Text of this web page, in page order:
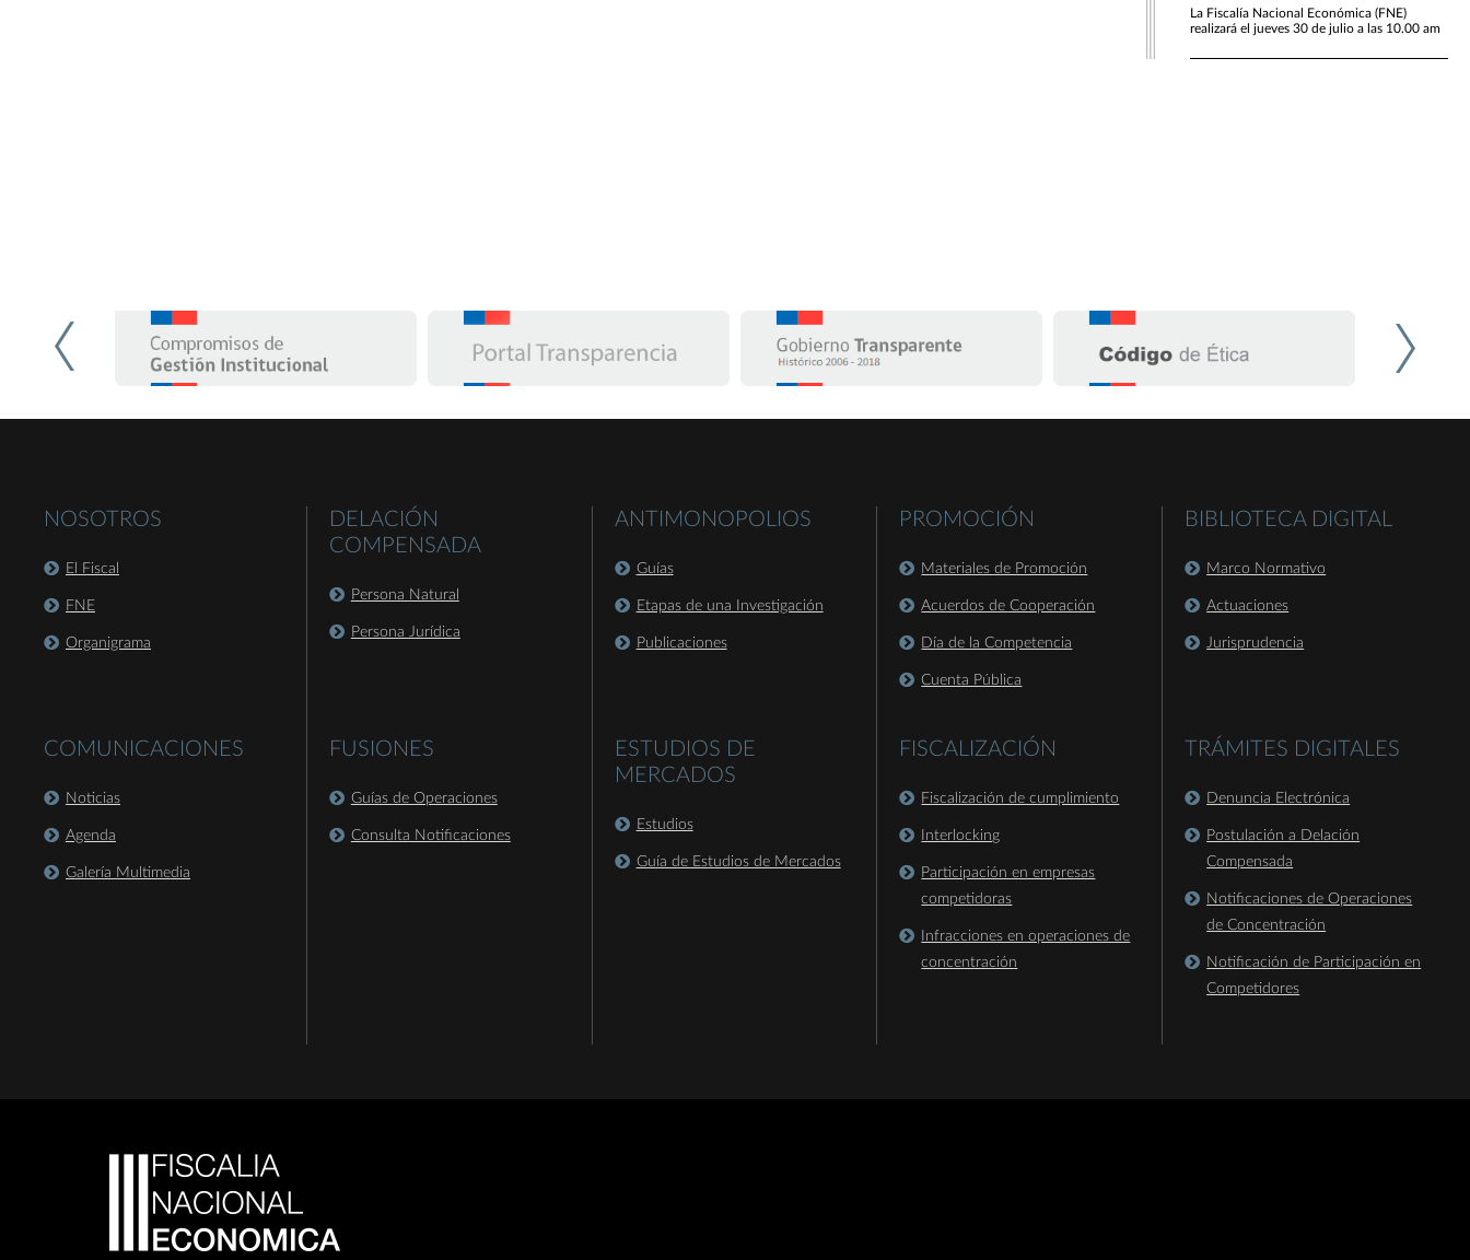
La Fiscalía Nacional Económica (FNE)
realizará el jueves 30 de julio a las 10.00 am
NOSOTROS
El Fiscal
FNE
Organigrama
COMUNICACIONES
Noticias
Agenda
Galería Multimedia
DELACIÓN
COMPENSADA
Persona Natural
Persona Jurídica
FUSIONES
Guías de Operaciones
Consulta Notificaciones
ANTIMONOPOLIOS
Guías
Etapas de una Investigación
Publicaciones
ESTUDIOS DE
MERCADOS
Estudios
Guía de Estudios de Mercados
PROMOCIÓN
Materiales de Promoción
Acuerdos de Cooperación
Día de la Competencia
Cuenta Pública
FISCALIZACIÓN
Fiscalización de cumplimiento
Interlocking
Participación en empresas
competidoras
Infracciones en operaciones de
concentración
BIBLIOTECA DIGITAL
Marco Normativo
Actuaciones
Jurisprudencia
TRÁMITES DIGITALES
Denuncia Electrónica
Postulación a Delación
Compensada
Notificaciones de Operaciones
de Concentración
Notificación de Participación en
Competidores